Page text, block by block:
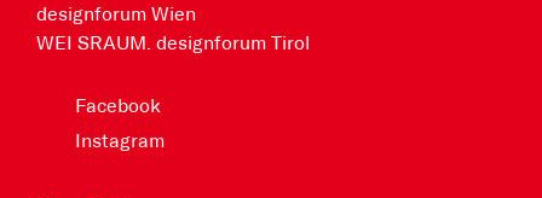
designforum Wien
WEI SRAUM. designforum Tirol
Facebook
Instagram